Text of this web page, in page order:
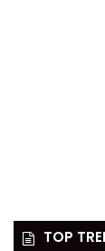
TOP